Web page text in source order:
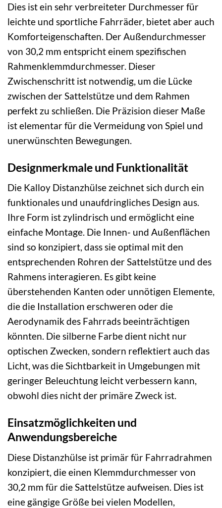
Dies ist ein sehr verbreiteter Durchmesser für
leichte und sportliche Fahrräder, bietet aber auch
Komforteigenschaften. Der Außendurchmesser
von 30,2 mm entspricht einem spezifischen
Rahmenklemmdurchmesser. Dieser
Zwischenschritt ist notwendig, um die Lücke
zwischen der Sattelstütze und dem Rahmen
perfekt zu schließen. Die Präzision dieser Maße
ist elementar für die Vermeidung von Spiel und
unerwünschten Bewegungen.
Designmerkmale und Funktionalität
Die Kalloy Distanzhülse zeichnet sich durch ein
funktionales und unaufdringliches Design aus.
Ihre Form ist zylindrisch und ermöglicht eine
einfache Montage. Die Innen- und Außenflächen
sind so konzipiert, dass sie optimal mit den
entsprechenden Rohren der Sattelstütze und des
Rahmens interagieren. Es gibt keine
überstehenden Kanten oder unnötigen Elemente,
die die Installation erschweren oder die
Aerodynamik des Fahrrads beeinträchtigen
könnten. Die silberne Farbe dient nicht nur
optischen Zwecken, sondern reflektiert auch das
Licht, was die Sichtbarkeit in Umgebungen mit
geringer Beleuchtung leicht verbessern kann,
obwohl dies nicht der primäre Zweck ist.
Einsatzmöglichkeiten und
Anwendungsbereiche
Diese Distanzhülse ist primär für Fahrradrahmen
konzipiert, die einen Klemmdurchmesser von
30,2 mm für die Sattelstütze aufweisen. Dies ist
eine gängige Größe bei vielen Modellen,